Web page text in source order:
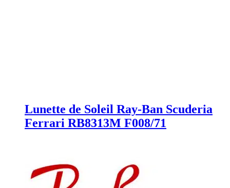
Lunette de Soleil Ray-Ban Scuderia
Ferrari RB8313M F008/71